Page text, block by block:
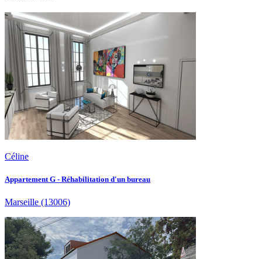
Céline
Appartement G - Réhabilitation d'un bureau
Marseille (13006)